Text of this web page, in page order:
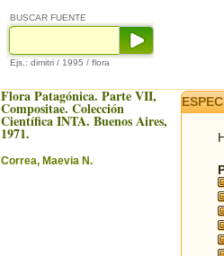
BUSCAR FUENTE
Ejs.: dimitri / 1995 / flora
Flora Patagónica. Parte VII,
Compositae. Colección
Científica INTA. Buenos Aires,
1971.
Correa, Maevia N.